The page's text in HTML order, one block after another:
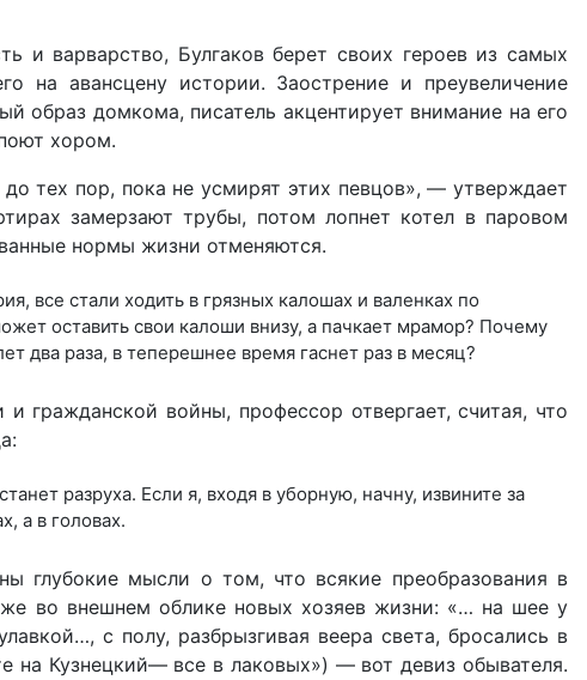
и варварство, Булгаков берет своих героев из самых
на авансцену истории. Заострение и преувели­чение
образ домкома, писатель акцентирует внимание на его
хором.
тех пор, пока не усмирят этих певцов», — утверждает
замерзают трубы, потом лопнет котел в паровом
нормы жизни отменяются.
все стали ходить в грязных калошах и валенках по
оставить свои калоши внизу, а пачкает мрамор? Почему
два раза, в теперешнее время гаснет раз в месяц?
гражданской войны, профессор отвергает, считая, что
разруха. Если я, входя в уборную, начну, извините за
а в головах.
глубокие мысли о том, что всякие преобразования в
во внешнем обли­ке новых хозяев жизни: «… на шее у
с полу, разбрызгивая веера света, бросались в
на Кузнецкий— все в лаковых») — вот девиз обывателя.